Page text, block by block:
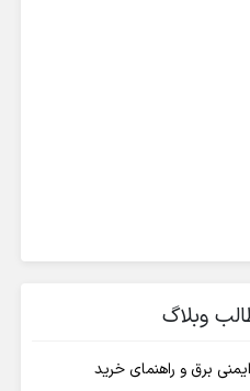
وبلاگ
برق و راهنمای خرید